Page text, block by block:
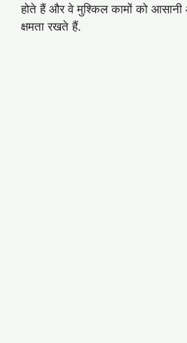
होते हैं और वे मुश्किल कामों को
क्षमता रखते हैं.